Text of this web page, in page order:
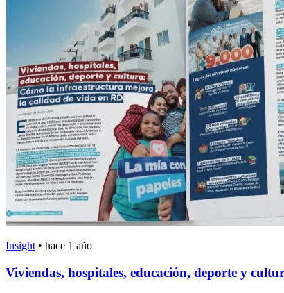
Insight • hace 1 año
Viviendas, hospitales, educación, deporte y